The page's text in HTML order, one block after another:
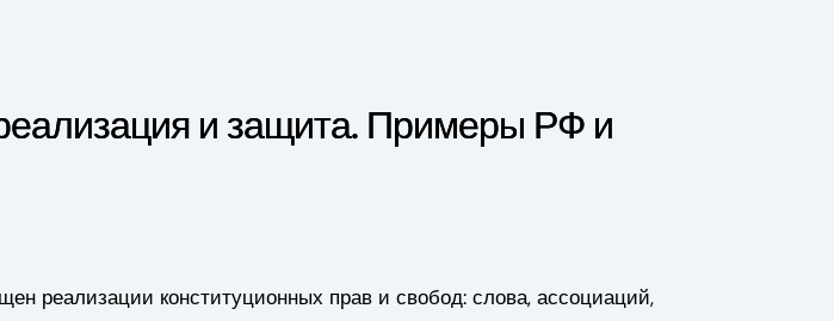
и защита. Примеры РФ и
реализации конституционных прав и свобод: слова, ассоциаций,